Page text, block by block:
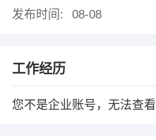
发布时间:
08-08
工作经历
您不是企业账号，无法查看